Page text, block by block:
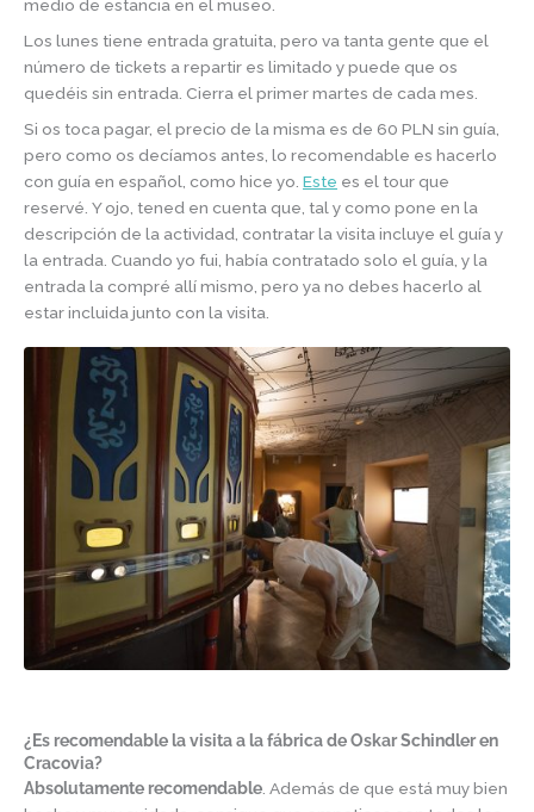
medio de estancia en el museo.
Los lunes tiene entrada gratuita, pero va tanta gente que el
número de tickets a repartir es limitado y puede que os
quedéis sin entrada. Cierra el primer martes de cada mes.
Si os toca pagar, el precio de la misma es de 60 PLN sin guía,
pero como os decíamos antes, lo recomendable es hacerlo
con guía en español, como hice yo. Este es el tour que
reservé. Y ojo, tened en cuenta que, tal y como pone en la
descripción de la actividad, contratar la visita incluye el guía y
la entrada. Cuando yo fui, había contratado solo el guía, y la
entrada la compré allí mismo, pero ya no debes hacerlo al
estar incluida junto con la visita.
¿Es recomendable la visita a la fábrica de Oskar Schindler en
Cracovia?
Absolutamente recomendable. Además de que está muy bien